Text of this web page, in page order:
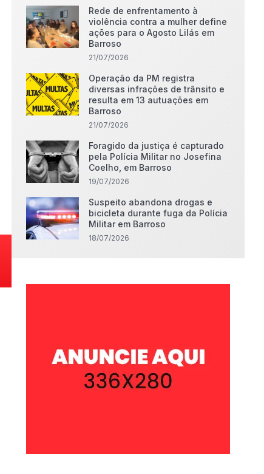
Rede de enfrentamento à
violência contra a mulher define
ações para o Agosto Lilás em
Barroso
21/07/2026
Operação da PM registra
diversas infrações de trânsito e
resulta em 13 autuações em
Barroso
21/07/2026
Foragido da justiça é capturado
pela Polícia Militar no Josefina
Coelho, em Barroso
19/07/2026
Suspeito abandona drogas e
bicicleta durante fuga da Polícia
Militar em Barroso
18/07/2026